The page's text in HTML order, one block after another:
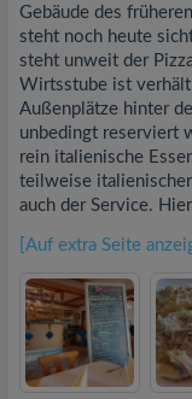
Gebäude des
steht noch heute
steht unweit der
Wirtsstube ist
Außenplätze hinter
unbedingt reserviert
rein italienische
teilweise
auch der Service.
[Auf extra Seite